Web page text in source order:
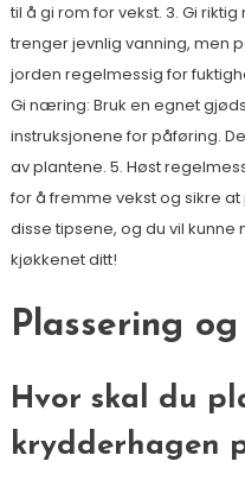
til å gi rom for vekst. 3. Gi
trenger jevnlig vanning, men
jorden regelmessig for
Gi næring: Bruk en egnet
instruksjonene for påføring.
av plantene. 5. Høst
for å fremme vekst og sikre
disse tipsene, og du vil
kjøkkenet ditt!
Plassering
Hvor skal du
krydderhagen